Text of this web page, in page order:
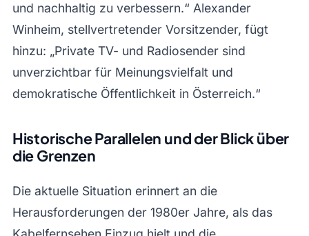
und nachhaltig zu verbessern.“ Alexander
Winheim, stellvertretender Vorsitzender, fügt
hinzu: „Private TV- und Radiosender sind
unverzichtbar für Meinungsvielfalt und
demokratische Öffentlichkeit in Österreich.“
Historische Parallelen und der Blick über
die Grenzen
Die aktuelle Situation erinnert an die
Herausforderungen der 1980er Jahre, als das